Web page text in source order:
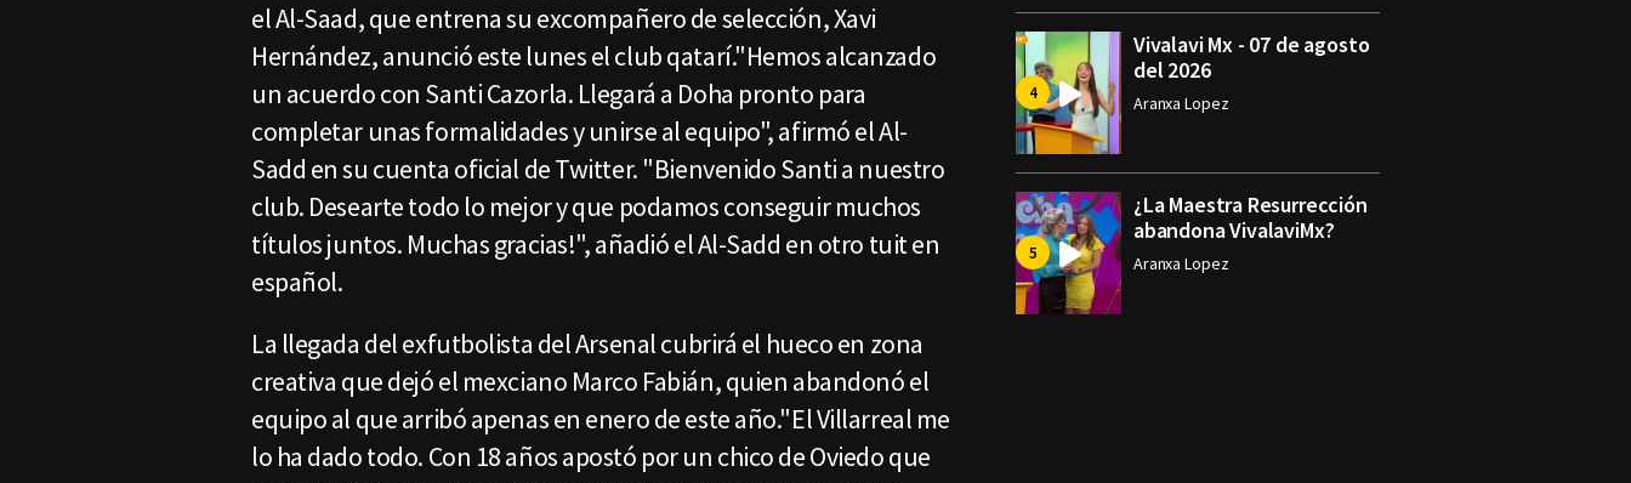
el Al-Saad, que entrena su excompañero de selección, Xavi
Hernández, anunció este lunes el club qatarí."Hemos alcanzado
un acuerdo con Santi Cazorla. Llegará a Doha pronto para
completar unas formalidades y unirse al equipo", afirmó el Al-
Sadd en su cuenta oficial de Twitter. "Bienvenido Santi a nuestro
club. Desearte todo lo mejor y que podamos conseguir muchos
títulos juntos. Muchas gracias!", añadió el Al-Sadd en otro tuit en
español.
La llegada del exfutbolista del Arsenal cubrirá el hueco en zona
creativa que dejó el mexciano Marco Fabián, quien abandonó el
equipo al que arribó apenas en enero de este año."El Villarreal me
lo ha dado todo. Con 18 años apostó por un chico de Oviedo que
Vivalavi Mx - 07 de agosto
del 2026
Aranxa Lopez
¿La Maestra Resurrección
abandona VivalaviMx?
Aranxa Lopez